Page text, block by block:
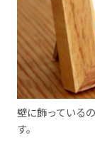
壁に飾っている
す。